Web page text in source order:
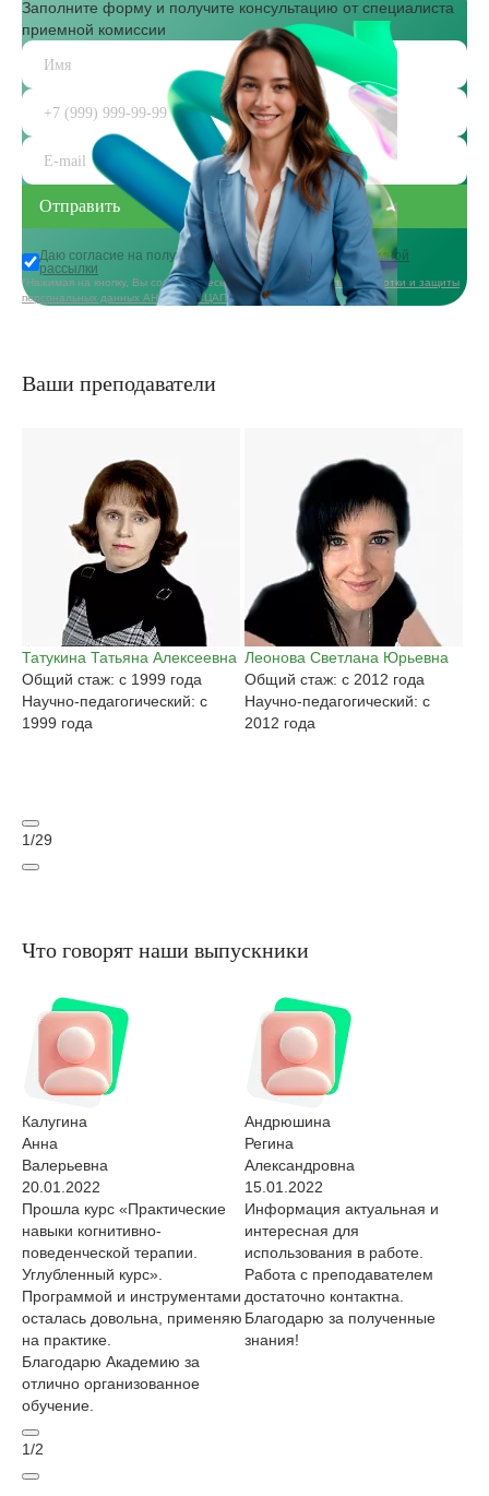
Заполните форму и получите консультацию от специалиста
приемной комиссии
Даю согласие на получениеинформационной и рекламной
рассылки
*Нажимая на кнопку, Вы соглашаетесь сполитикой в области обработки и защиты
персональных данных АНО ДПО «ЦАППКК»
Ваши преподаватели
Татукина Татьяна Алексеевна
Общий стаж: с 1999 года
Научно-педагогический: с
1999 года
Леонова Светлана Юрьевна
Общий стаж: с 2012 года
Научно-педагогический: с
2012 года
1/29
Что говорят наши выпускники
Калугина
Анна
Валерьевна
20.01.2022
Прошла курс «Практические
навыки когнитивно-
поведенческой терапии.
Углубленный курс».
Программой и инструментами
осталась довольна, применяю
на практике.
Благодарю Академию за
отлично организованное
обучение.
Андрюшина
Регина
Александровна
15.01.2022
Информация актуальная и
интересная для
использования в работе.
Работа с преподавателем
достаточно контактна.
Благодарю за полученные
знания!
1/2